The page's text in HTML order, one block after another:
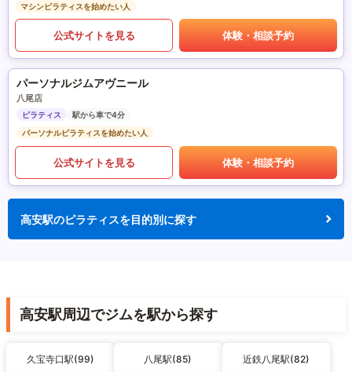
マシンピラティスを始めたい人
公式サイトを見る 体験・相談予約
パーソナルジムアヴニール
八尾店
ピラティス
駅から車で4分
パーソナルピラティスを始めたい人
公式サイトを見る 体験・相談予約
高安駅のピラティスを目的別に探す
高安駅周辺でジムを駅から探す
久宝寺口駅(99) 八尾駅(85) 近鉄八尾駅(82)